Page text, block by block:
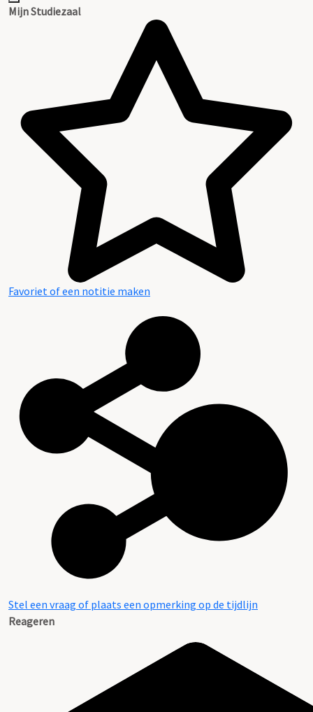
Mijn Studiezaal
Favoriet of een notitie maken
Stel een vraag of plaats een opmerking op de tijdlijn
Reageren